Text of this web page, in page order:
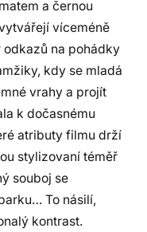
a černou
víceméně
na pohádky
kdy se mladá
vrahy a projít
k dočasnému
atributy filmu drží
stylizovaní téměř
souboj se
To násilí,
kontrast.